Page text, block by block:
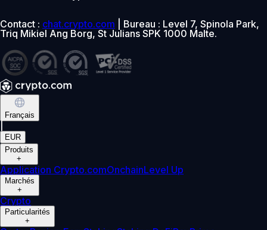
Contact : chat.crypto.com | Bureau : Level 7, Spinola Park,
Triq Mikiel Ang Borg, St Julians SPK 1000 Malte.
Français
EUR
Produits
+
Application Crypto.comOnchainLevel Up
Marchés
+
Crypto
Particularités
+